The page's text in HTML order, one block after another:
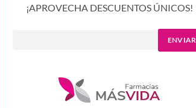
¡APROVECHA DESCUENTOS ÚNICOS!
ENVIAR